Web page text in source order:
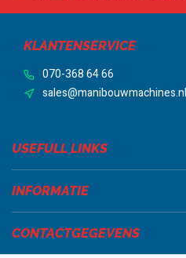
KLANTENSERVICE
070-368 64 66
sales@manibouwmachines.nl
USEFULL LINKS
INFORMATIE
CONTACTGEGEVENS